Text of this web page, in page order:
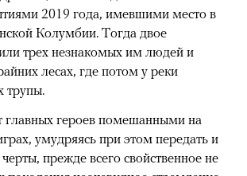
2019 года, имевшими место в
Колумбии. Тогда двое
трех незнакомых им людей и
лесах, где потом у реки
трупы.
главных героев помешанными на
умудряясь при этом передать и
прежде всего свойственное не